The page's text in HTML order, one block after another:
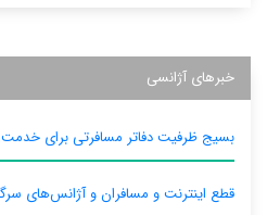
خبرهای آژانسی
بسیج ظرفیت دفاتر مسافرتی برای
قطع اینترنت و مسافران و آژانس‌های